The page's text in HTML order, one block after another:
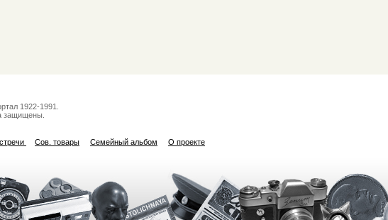
1922-1991.
защищены.
Сов. товары Семейный альбом О проекте